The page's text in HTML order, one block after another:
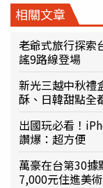
相關文章
老爺式旅行探
謠9路線登場
新光三越中秋禮
酥、日韓甜點全
出國玩必看！
讚爆：超方便
萬豪在台第30
7,000元住進美